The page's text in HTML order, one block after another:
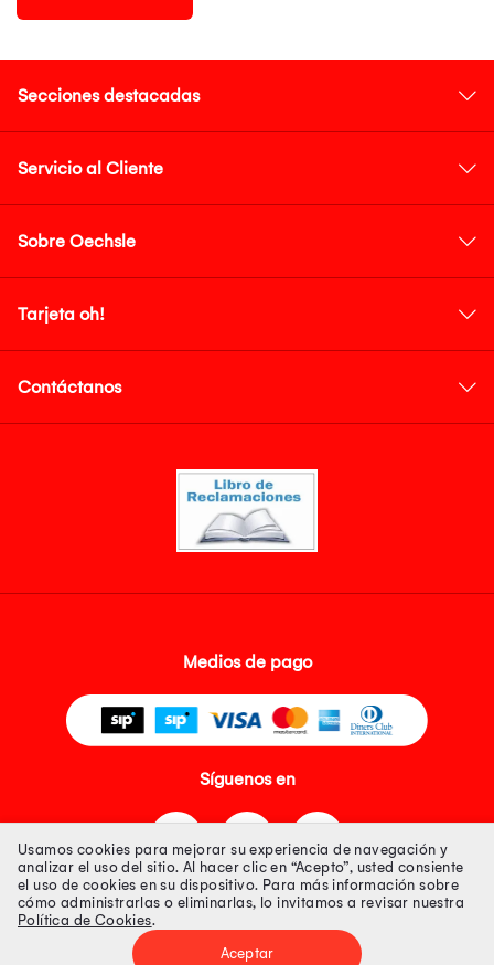
Secciones destacadas
Servicio al Cliente
Sobre Oechsle
Tarjeta oh!
Contáctanos
Medios de pago
Síguenos en
Tienda 100% Segura
Usamos cookies para mejorar su experiencia de navegación y
analizar el uso del sitio. Al hacer clic en “Acepto”, usted consiente
el uso de cookies en su dispositivo. Para más información sobre
cómo administrarlas o eliminarlas, lo invitamos a revisar nuestra
Política de Cookies.
Aceptar